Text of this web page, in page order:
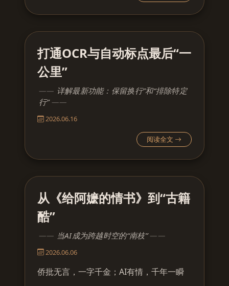
打通OCR与自动标点最后“一
公里”
详解最新功能：保留换行”和“排除特定
行”
2026.06.16
阅读全文
从《给阿嬷的情书》到“古籍
酷”
当AI成为跨越时空的“南枝”
2026.06.06
侨批无言，一字千金；AI有情，千年一瞬